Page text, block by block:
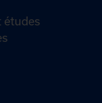
études